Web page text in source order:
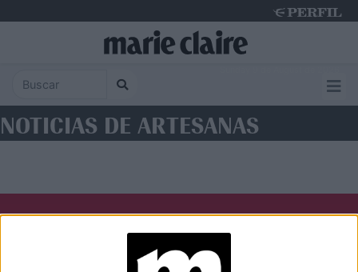
NOTICIAS DE ARTESANAS